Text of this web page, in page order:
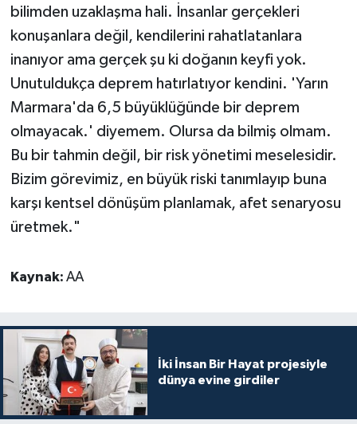
bilimden uzaklaşma hali. İnsanlar gerçekleri
konuşanlara değil, kendilerini rahatlatanlara
inanıyor ama gerçek şu ki doğanın keyfi yok.
Unutuldukça deprem hatırlatıyor kendini. 'Yarın
Marmara'da 6,5 büyüklüğünde bir deprem
olmayacak.' diyemem. Olursa da bilmiş olmam.
Bu bir tahmin değil, bir risk yönetimi meselesidir.
Bizim görevimiz, en büyük riski tanımlayıp buna
karşı kentsel dönüşüm planlamak, afet senaryosu
üretmek."
Kaynak: AA
İki İnsan Bir Hayat projesiyle
dünya evine girdiler